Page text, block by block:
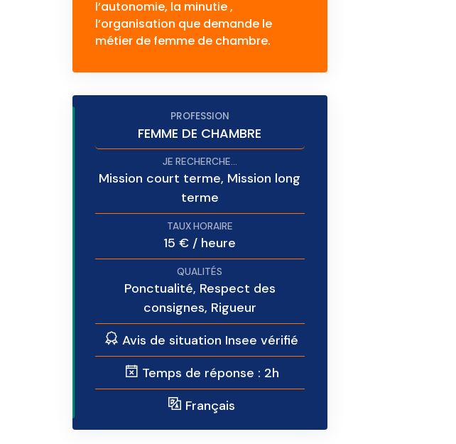
l’autonomie, la minutie ,
l’organisation que demande le
métier de femme de chambre.
FEMME DE CHAMBRE
Mission court terme, Mission long
terme
15 € / heure
Ponctualité, Respect des
consignes, Rigueur
Avis de situation Insee vérifié
Temps de réponse : 2h
Français